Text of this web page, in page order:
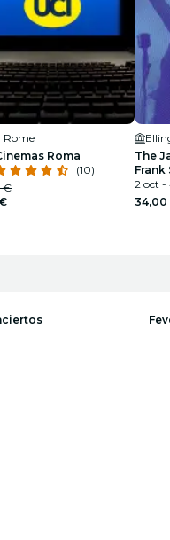
Rome
Roma
(10)
€
The
Frank
2 oct -
34,00